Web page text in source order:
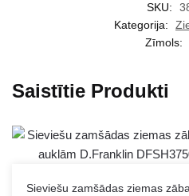
SKU:
Kategorija:
Zīmols:
Saistītie Produkti
Sieviešu zamšādas ziemas